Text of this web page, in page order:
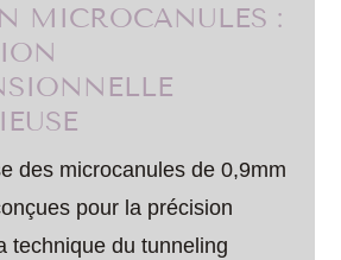
MICROCANULES :
des microcanules de 0,9mm
pour la précision
technique du tunneling